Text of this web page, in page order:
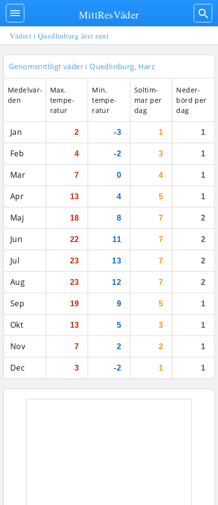
Vädret i Quedlinburg året runt
Genomsnittligt väder i Quedlinburg, Harz
Medel­vär­
den
Max.
tempe­
ratur
Min.
tempe­
ratur
Sol­tim­
mar per
dag
Neder­
börd per
dag
Jan 2 -3 1 1
Feb 4 -2 3 1
Mar 7 0 4 1
Apr 13 4 5 1
Maj 18 8 7 2
Jun 22 11 7 2
Jul 23 13 7 2
Aug 23 12 7 2
Sep 19 9 5 1
Okt 13 5 3 1
Nov 7 2 2 1
Dec 3 -2 1 1
MittResVäder